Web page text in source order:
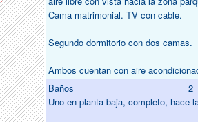
Cama matrimonial. TV con cable.
Segundo dormitorio con dos camas.
Ambos cuentan con aire
Baños
2
Uno en planta baja, completo, hace